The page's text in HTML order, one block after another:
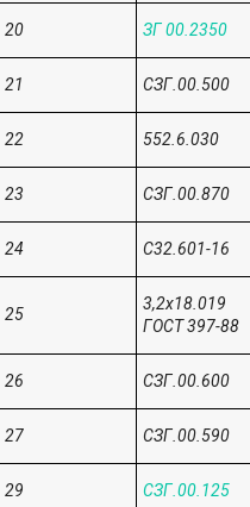
20 ЗГ 00.2350
21 СЗГ.00.500
22 552.6.030
23 СЗГ.00.870
24 С32.601-16
25
3,2х18.019
ГОСТ 397-88
26 СЗГ.00.600
27 СЗГ.00.590
29 СЗГ.00.125